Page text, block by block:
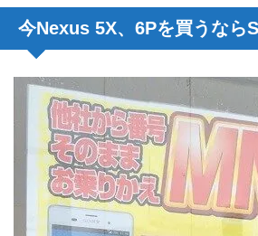
今Nexus 5X、6Pを買うなら